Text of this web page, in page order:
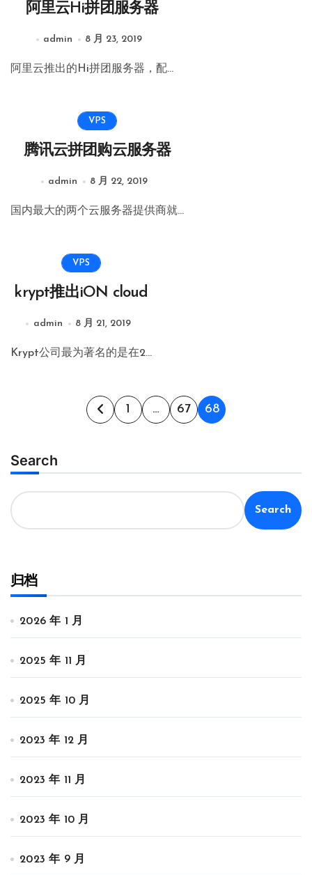
阿里云Hi拼团服务器
admin 8 月 23, 2019
阿里云推出的Hi拼团服务器，配...
VPS
腾讯云拼团购云服务器
admin 8 月 22, 2019
国内最大的两个云服务器提供商就...
VPS
krypt推出iON cloud
admin 8 月 21, 2019
Krypt公司最为著名的是在2...
文
1 … 67 68
Search
Search
归档
2026 年 1 月
2025 年 11 月
2025 年 10 月
2023 年 12 月
2023 年 11 月
2023 年 10 月
2023 年 9 月